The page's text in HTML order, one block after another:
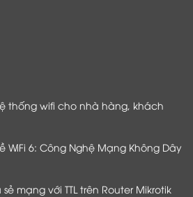
thống wifi cho nhà hàng, khách
WiFi 6: Công Nghệ Mạng Không Dây
mạng với TTL trên Router Mikrotik